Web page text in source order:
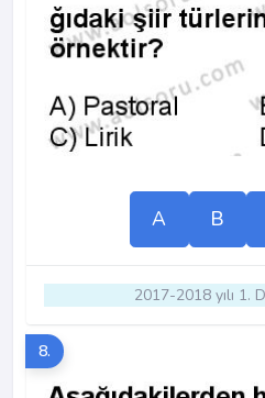
A B
2017-2018 yılı 1.
8.